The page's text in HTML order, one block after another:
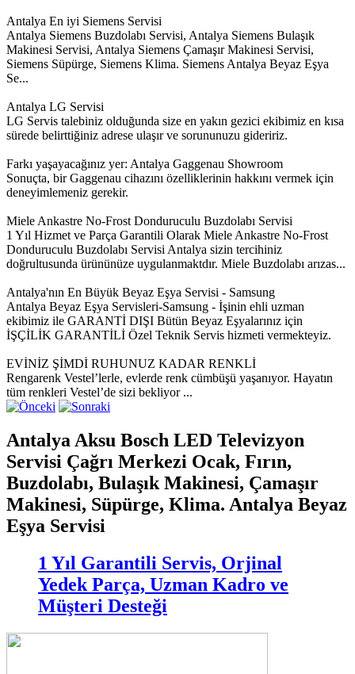
Antalya En iyi Siemens Servisi
Antalya Siemens Buzdolabı Servisi, Antalya Siemens Bulaşık
Makinesi Servisi, Antalya Siemens Çamaşır Makinesi Servisi,
Siemens Süpürge, Siemens Klima. Siemens Antalya Beyaz Eşya
Se...
Antalya LG Servisi
LG Servis talebiniz olduğunda size en yakın gezici ekibimiz en kısa
sürede belirttiğiniz adrese ulaşır ve sorununuzu gideririz.
Farkı yaşayacağınız yer: Antalya Gaggenau Showroom
Sonuçta, bir Gaggenau cihazını özelliklerinin hakkını vermek için
deneyimlemeniz gerekir.
Miele Ankastre No-Frost Donduruculu Buzdolabı Servisi
1 Yıl Hizmet ve Parça Garantili Olarak Miele Ankastre No-Frost
Donduruculu Buzdolabı Servisi Antalya sizin tercihiniz
doğrultusunda ürününüze uygulanmaktdır. Miele Buzdolabı arızas...
Antalya'nın En Büyük Beyaz Eşya Servisi - Samsung
Antalya Beyaz Eşya Servisleri-Samsung - İşinin ehli uzman
ekibimiz ile GARANTİ DIŞI Bütün Beyaz Eşyalarınız için
İŞÇİLİK GARANTİLİ Özel Teknik Servis hizmeti vermekteyiz.
EVİNİZ ŞİMDİ RUHUNUZ KADAR RENKLİ
Rengarenk Vestel’lerle, evlerde renk cümbüşü yaşanıyor. Hayatın
tüm renkleri Vestel’de sizi bekliyor ...
Antalya Aksu Bosch LED Televizyon
Servisi Çağrı Merkezi Ocak, Fırın,
Buzdolabı, Bulaşık Makinesi, Çamaşır
Makinesi, Süpürge, Klima. Antalya Beyaz
Eşya Servisi
1 Yıl Garantili Servis, Orjinal
Yedek Parça, Uzman Kadro ve
Müşteri Desteği